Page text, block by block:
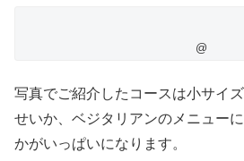
@
写真でご紹介したコースは小サイ
せいか、ベジタリアンのメニュー
かがいっぱいになります。